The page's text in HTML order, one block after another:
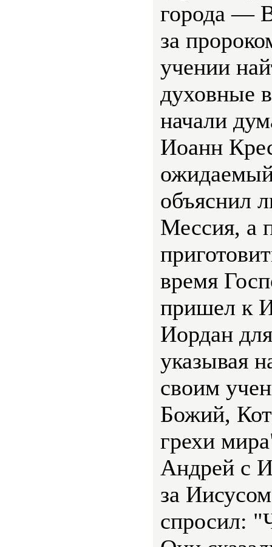
города —
за
учении
духовные
начали
Иоанн
объяснил
Мессия, а
время
пришел к
Иордан
указывая
своим
Божий,
грехи
Андрей с
за
спросил: